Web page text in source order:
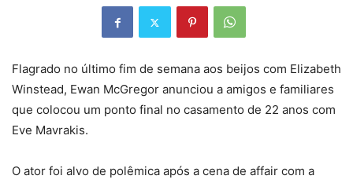
Flagrado no último fim de semana aos beijos com Elizabeth
Winstead, Ewan McGregor anunciou a amigos e familiares
que colocou um ponto final no casamento de 22 anos com
Eve Mavrakis.
O ator foi alvo de polêmica após a cena de affair com a